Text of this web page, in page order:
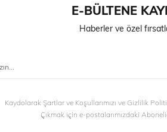
E-BÜLTENE
Haberler ve özel
Kaydolarak Şartlar ve Koşullarımızı ve Gizlilik
Çıkmak için e-postalarımızdaki